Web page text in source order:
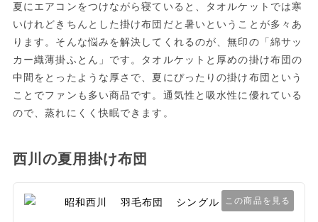
夏にエアコンをつけながら寝ていると、タオルケットでは寒
いけれどきちんとした掛け布団だと暑いということが多々あ
ります。そんな悩みを解決してくれるのが、無印の「綿サッ
カー織薄掛ふとん」です。タオルケットと厚めの掛け布団の
中間をとったような厚さで、夏にぴったりの掛け布団という
ことでファンも多い商品です。通気性と吸水性に優れている
ので、蒸れにくく快眠できます。
西川の夏用掛け布団
この商品を見る